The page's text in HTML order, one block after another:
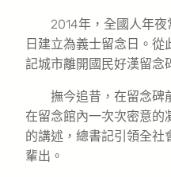
2014年，全國人年
日建立為義士留念日。
記城市離開國民好漢留念
撫今追昔，在留念碑
在留念館內一次次密意的
的講述，總書記引領全社
輩出。